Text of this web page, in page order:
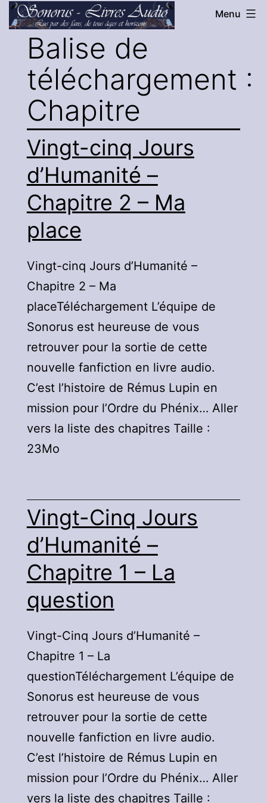
Aller
au
contenu
Sonorus
Livres
Audio
Menu
Balise de
téléchargement :
Chapitre
Vingt-cinq Jours
d’Humanité –
Chapitre 2 – Ma
place
Vingt-cinq Jours d’Humanité –
Chapitre 2 – Ma
placeTéléchargement L’équipe de
Sonorus est heureuse de vous
retrouver pour la sortie de cette
nouvelle fanfiction en livre audio.
C’est l’histoire de Rémus Lupin en
mission pour l’Ordre du Phénix… Aller
vers la liste des chapitres Taille :
23Mo
Vingt-Cinq Jours
d’Humanité –
Chapitre 1 – La
question
Vingt-Cinq Jours d’Humanité –
Chapitre 1 – La
questionTéléchargement L’équipe de
Sonorus est heureuse de vous
retrouver pour la sortie de cette
nouvelle fanfiction en livre audio.
C’est l’histoire de Rémus Lupin en
mission pour l’Ordre du Phénix… Aller
vers la liste des chapitres Taille :